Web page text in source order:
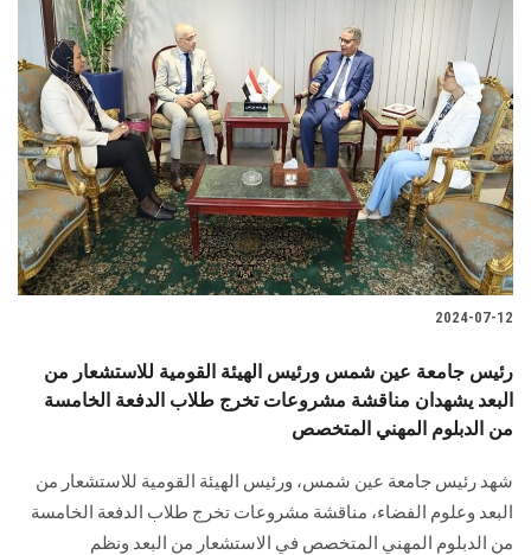
2024-07-12
رئيس جامعة عين شمس ورئيس الهيئة القومية للاستشعار من
البعد يشهدان مناقشة مشروعات تخرج طلاب الدفعة الخامسة
من الدبلوم المهني المتخصص
شهد رئيس جامعة عين شمس، ورئيس الهيئة القومية للاستشعار من
البعد وعلوم الفضاء، مناقشة مشروعات تخرج طلاب الدفعة الخامسة
من الدبلوم المهني المتخصص في الاستشعار من البعد ونظم